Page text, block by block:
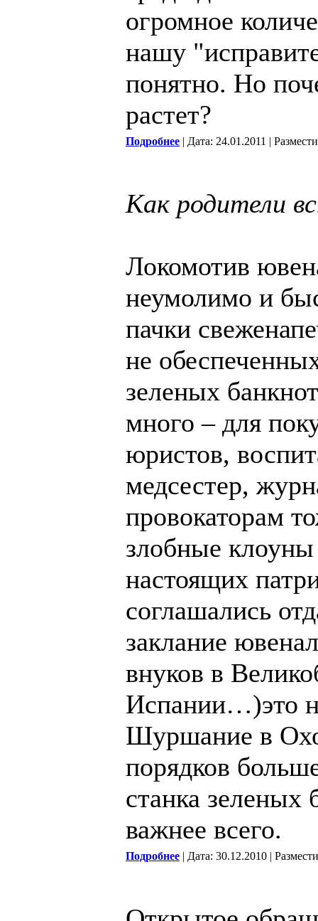
огромное
нашу
понятно. Но
растет?
Подробнее | Дата: 24.01.2011 |
Как родители
Локомотив
неумолимо и
пачки
не
зеленых
много – для
юристов,
медсестер,
провокаторам
злобные
настоящих
соглашались
заклание
внуков в
Испании…)это
Шуршание в
порядков
станка зеленых
важнее всего.
Подробнее | Дата: 30.12.2010 |